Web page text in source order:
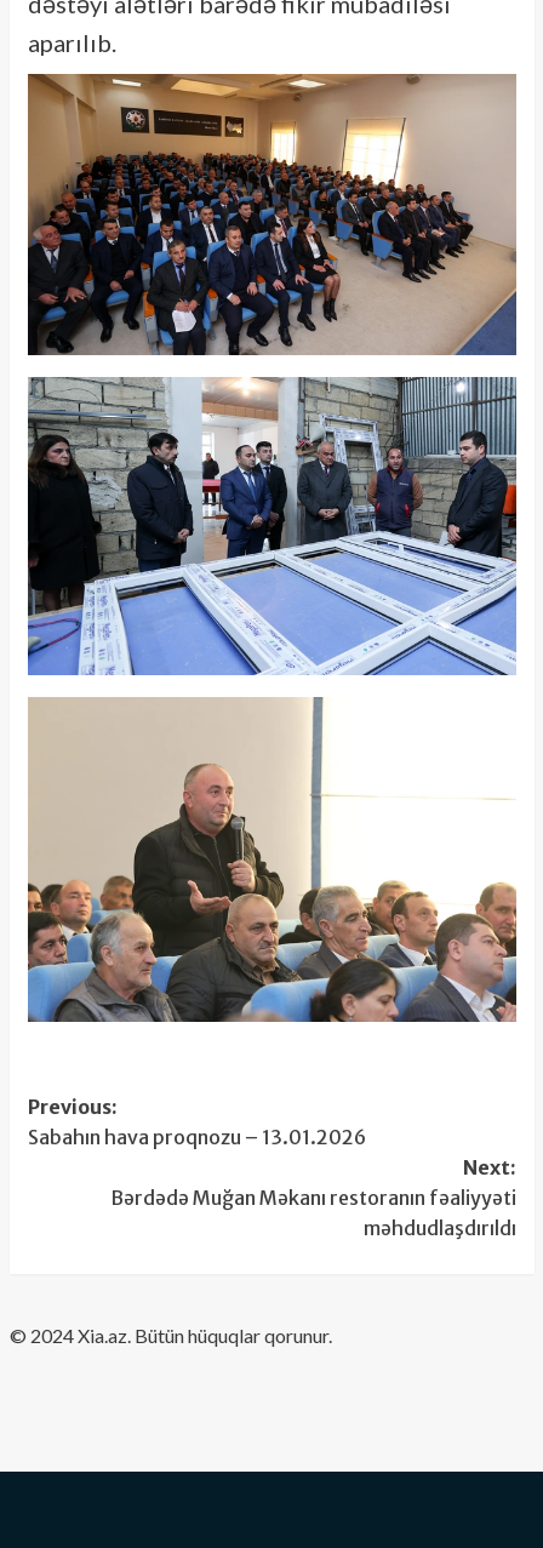
aparılıb.
Post
navigation
Previous:
Sabahın hava proqnozu – 13.01.2026
Next:
Bərdədə Muğan Məkanı restoranın fəaliyyəti
məhdudlaşdırıldı
​© 2024 Xia.az. Bütün hüquqlar qorunur.